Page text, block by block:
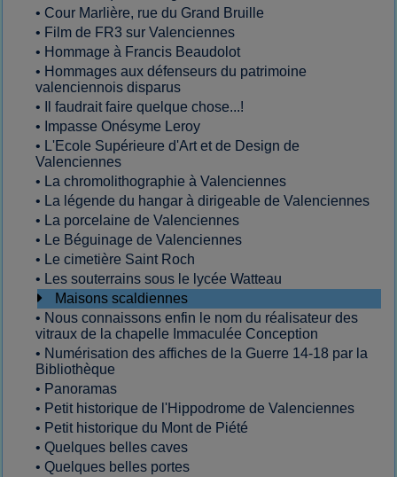
• Cour Marlière, rue du Grand Bruille
• Film de FR3 sur Valenciennes
• Hommage à Francis Beaudolot
• Hommages aux défenseurs du patrimoine
valenciennois disparus
•
Il faudrait faire quelque chose...!
• Impasse Onésyme Leroy
• L'Ecole Supérieure d'Art et de Design de
Valenciennes
• La chromolithographie à Valenciennes
• La légende du hangar à dirigeable de Valenciennes
• La porcelaine de Valenciennes
• Le Béguinage de Valenciennes
• Le cimetière Saint Roch
• Les souterrains sous le lycée Watteau
Maisons scaldiennes
• Nous connaissons enfin le nom du réalisateur des
vitraux de la chapelle Immaculée Conception
• Numérisation des affiches de la Guerre 14-18 par la
Bibliothèque
• Panoramas
• Petit historique de l'Hippodrome de Valenciennes
• Petit historique du Mont de Piété
• Quelques belles caves
• Quelques belles portes